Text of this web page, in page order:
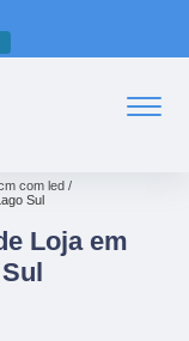
com led
Sul
Loja em